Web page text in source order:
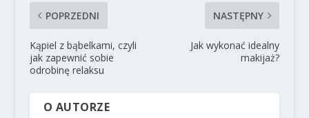
POPRZEDNI
Kąpiel z bąbelkami, czyli
jak zapewnić sobie
odrobinę relaksu
NASTĘPNY
Jak wykonać idealny
makijaż?
O AUTORZE